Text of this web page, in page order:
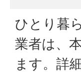
ひとり暮
業者は、
ます。詳